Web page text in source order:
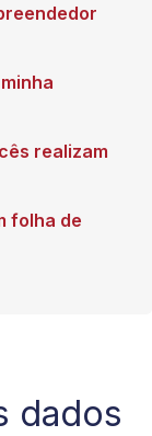
realizam
folha de
dados